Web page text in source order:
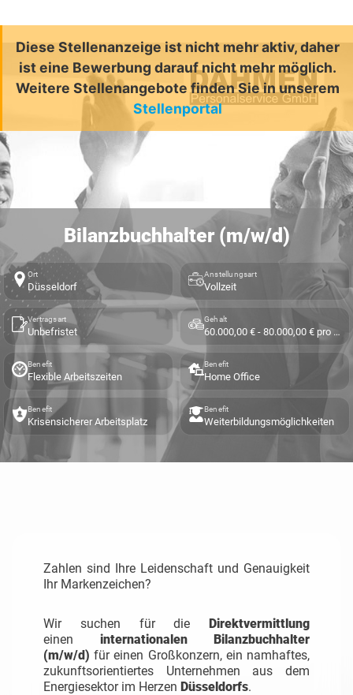
Diese Stellenanzeige ist nicht mehr aktiv, daher
ist eine Bewerbung darauf nicht mehr möglich.
Weitere Stellenangebote finden Sie in unserem
Stellenportal
Bilanzbuchhalter (m/w/d)
Ort
Düsseldorf
Anstellungsart
Vollzeit
Vertragsart
Unbefristet
Gehalt
60.000,00 € - 80.000,00 € pro Jahr
Benefit
Flexible Arbeitszeiten
Benefit
Home Office
Benefit
Krisensicherer Arbeitsplatz
Benefit
Weiterbildungsmöglichkeiten
Zahlen sind Ihre Leidenschaft und Genauigkeit
Ihr Markenzeichen?
Wir suchen für die Direktvermittlung
einen internationalen Bilanzbuchhalter
(m/w/d) für einen Großkonzern, ein namhaftes,
zukunftsorientiertes Unternehmen aus dem
Energiesektor im Herzen Düsseldorfs.